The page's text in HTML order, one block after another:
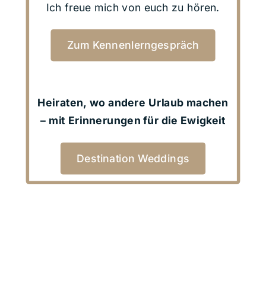
Ich freue mich von euch zu hören.
Zum Kennenlerngespräch
Heiraten, wo andere Urlaub machen
– mit Erinnerungen für die Ewigkeit
Destination Weddings